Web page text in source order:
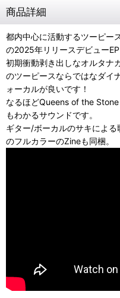
商品詳細
都内中心に活動するツーピー
の2025年リリースデビューEP
初期衝動剥き出しなオルタナ
のツーピースならではなダイ
ォーカルが良いです！
なるほどQueens of the
もわかるサウンドです。
ギター/ボーカルのサキによ
のフルカラーのZineも同梱。